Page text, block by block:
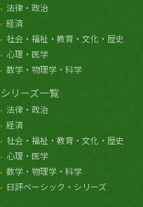
法律・政治
経済
社会・福祉・教育・文化・歴史
心理・医学
数学・物理学・科学
シリーズ一覧
法律・政治
経済
社会・福祉・教育・文化・歴史
心理・医学
数学・物理学・科学
日評ベーシック・シリーズ